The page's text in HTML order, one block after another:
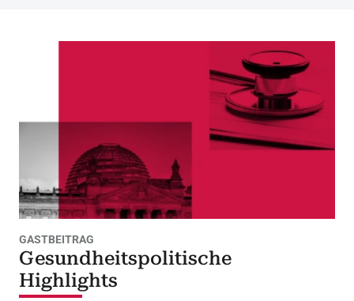
GASTBEITRAG
Gesundheitspolitische
Highlights